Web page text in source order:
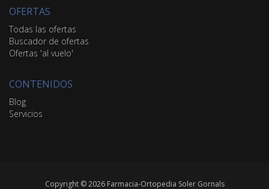
OFERTAS
Todas las ofertas
Buscador de ofertas
Ofertas 'al vuelo'
CONTENIDOS
Blog
Servicios
Copyright © 2026 Farmacia-Ortopedia Soler Gornals